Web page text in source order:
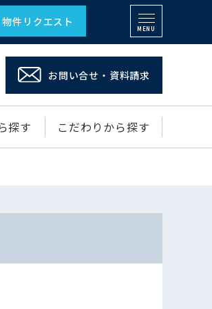
物件リクエスト
MENU
お問い合せ・資料請求
探す こだわりから探す